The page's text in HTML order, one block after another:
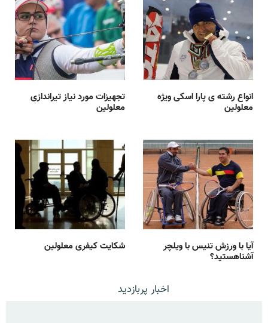
تجهیزات مورد نیاز تیراندازی
معلولین
انواع رشته ی پارا اسکی ویژه
معلولین
شکایت کیفری معلولین آیا با ورزش تنیس با ویلچر
آشناهستید؟
اخبار پربازدید